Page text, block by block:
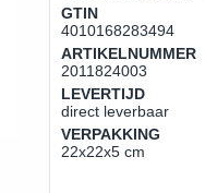
GTIN
4010168283494
ARTIKELNUMMER
2011824003
LEVERTIJD
direct leverbaar
VERPAKKING
22x22x5 cm